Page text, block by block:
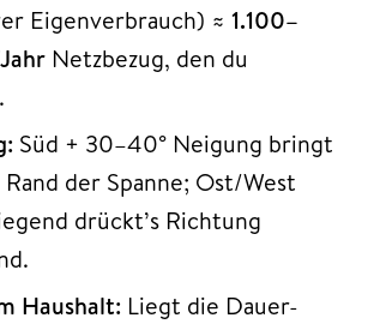
Eigenverbrauch) ≈ 1.100–
Netzbezug, den du
Süd + 30–40° Neigung bringt
der Spanne; Ost/West
drückt’s Richtung
Haushalt: Liegt die Dauer-